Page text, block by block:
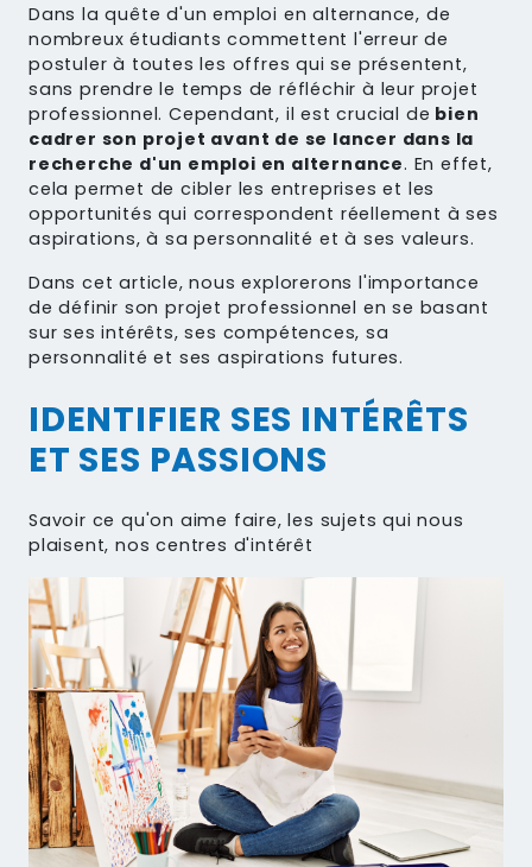
Dans la quête d'un emploi en alternance, de
nombreux étudiants commettent l'erreur de
postuler à toutes les offres qui se présentent,
sans prendre le temps de réfléchir à leur projet
professionnel. Cependant, il est crucial de bien
cadrer son projet avant de se lancer dans la
recherche d'un emploi en alternance. En effet,
cela permet de cibler les entreprises et les
opportunités qui correspondent réellement à ses
aspirations, à sa personnalité et à ses valeurs.
Dans cet article, nous explorerons l'importance
de définir son projet professionnel en se basant
sur ses intérêts, ses compétences, sa
personnalité et ses aspirations futures.
IDENTIFIER SES INTÉRÊTS
ET SES PASSIONS
Savoir ce qu'on aime faire, les sujets qui nous
plaisent, nos centres d'intérêt